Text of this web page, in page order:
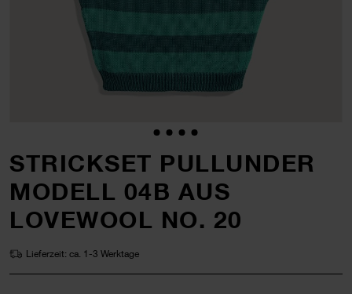
STRICKSET PULLUNDER
MODELL 04B AUS
LOVEWOOL NO. 20
Lieferzeit: ca. 1-3 Werktage